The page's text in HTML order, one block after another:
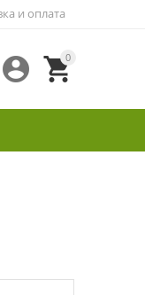
и оплата
0

